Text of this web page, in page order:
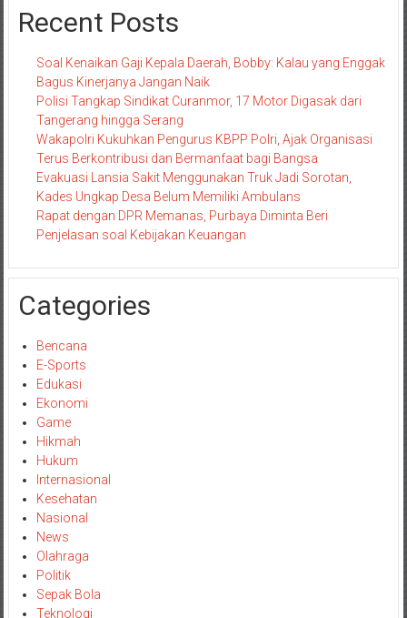
Recent Posts
Soal Kenaikan Gaji Kepala Daerah, Bobby: Kalau yang Enggak
Bagus Kinerjanya Jangan Naik
Polisi Tangkap Sindikat Curanmor, 17 Motor Digasak dari
Tangerang hingga Serang
Wakapolri Kukuhkan Pengurus KBPP Polri, Ajak Organisasi
Terus Berkontribusi dan Bermanfaat bagi Bangsa
Evakuasi Lansia Sakit Menggunakan Truk Jadi Sorotan,
Kades Ungkap Desa Belum Memiliki Ambulans
Rapat dengan DPR Memanas, Purbaya Diminta Beri
Penjelasan soal Kebijakan Keuangan
Categories
Bencana
E-Sports
Edukasi
Ekonomi
Game
Hikmah
Hukum
Internasional
Kesehatan
Nasional
News
Olahraga
Politik
Sepak Bola
Teknologi